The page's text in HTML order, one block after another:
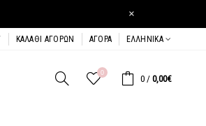
×
ΚΑΛΆΘΙ ΑΓΟΡΏΝ ΑΓΟΡΆ ΕΛΛΗΝΙΚΆ
0
0 / 0,00€